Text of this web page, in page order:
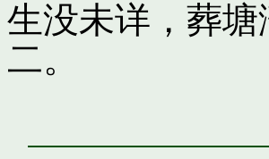
生没未详，葬
二。